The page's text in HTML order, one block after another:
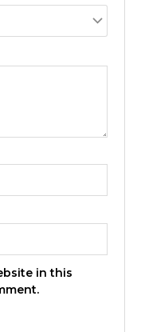
in this